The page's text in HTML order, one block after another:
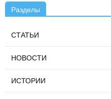
Разделы
СТАТЬИ
НОВОСТИ
ИСТОРИИ